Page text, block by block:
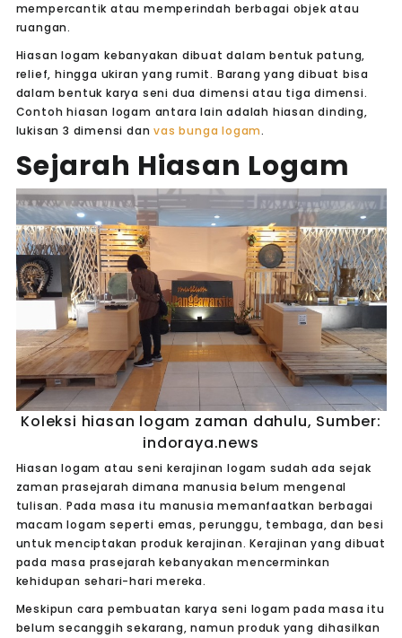
mempercantik atau memperindah berbagai objek atau
ruangan.
Hiasan logam kebanyakan dibuat dalam bentuk patung,
relief, hingga ukiran yang rumit. Barang yang dibuat bisa
dalam bentuk karya seni dua dimensi atau tiga dimensi.
Contoh hiasan logam antara lain adalah hiasan dinding,
lukisan 3 dimensi danvas bunga logam.
Sejarah Hiasan Logam
Koleksi hiasan logam zaman dahulu, Sumber:
indoraya.news
Hiasan logam atau seni kerajinan logam sudah ada sejak
zaman prasejarah dimana manusia belum mengenal
tulisan. Pada masa itu manusia memanfaatkan berbagai
macam logam seperti emas, perunggu, tembaga, dan besi
untuk menciptakan produk kerajinan. Kerajinan yang dibuat
pada masa prasejarah kebanyakan mencerminkan
kehidupan sehari-hari mereka.
Meskipun cara pembuatan karya seni logam pada masa itu
belum secanggih sekarang, namun produk yang dihasilkan